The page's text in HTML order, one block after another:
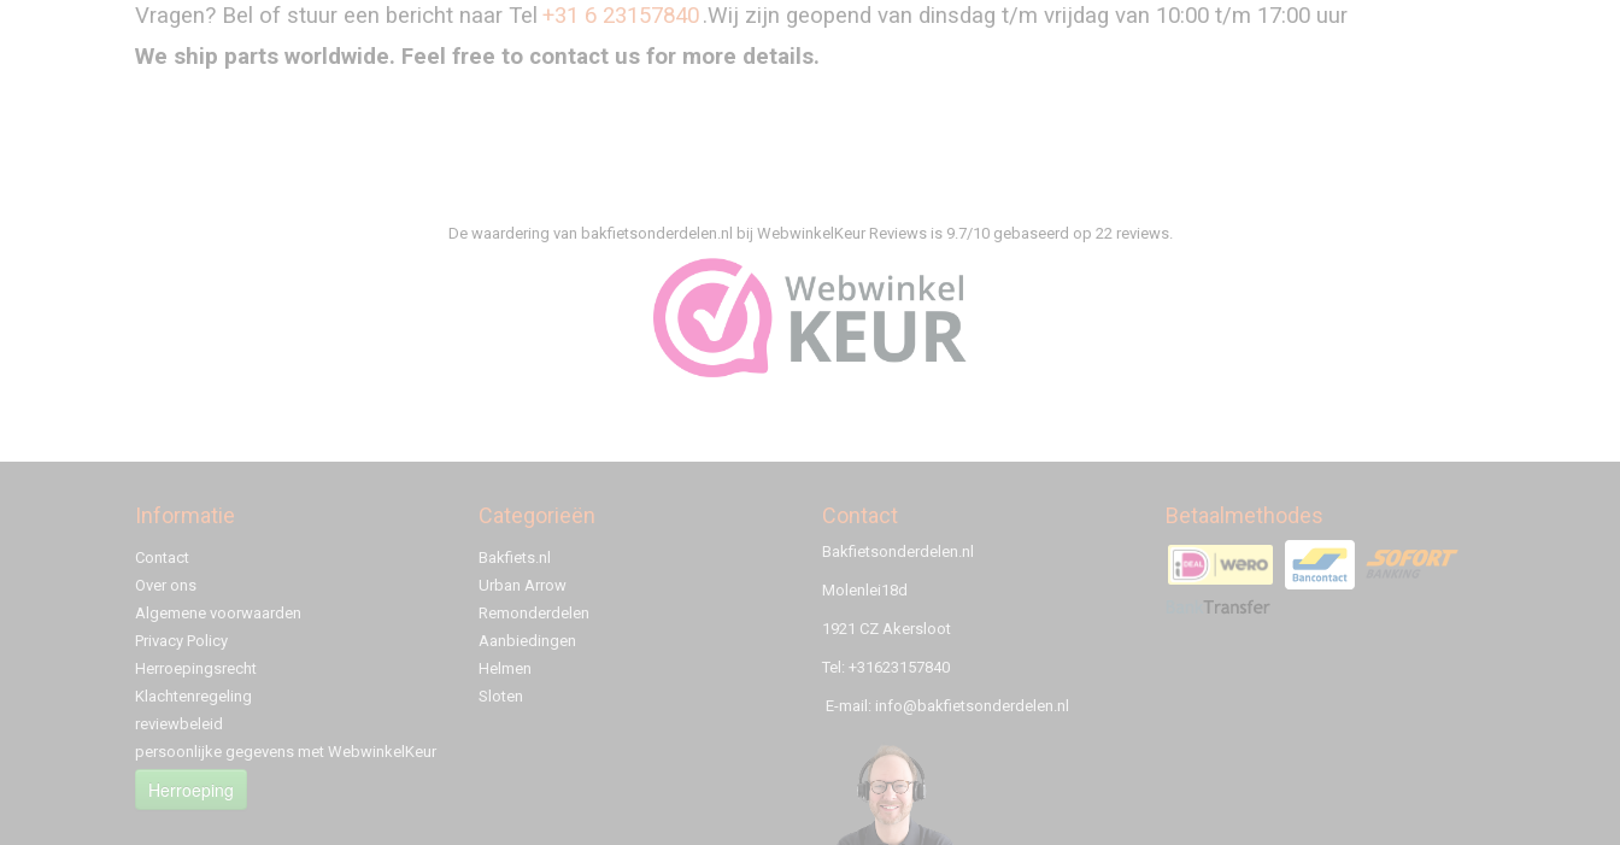
Vragen? Bel of stuur een bericht naar Tel +31 6 23157840.Wij zijn geopend van dinsdag t/m vrijdag van 10:00 t/m 17:00 uur
We ship parts worldwide. Feel free to contact us for more details.
De waardering van bakfietsonderdelen.nl bij WebwinkelKeur Reviewsis 9.7/10 gebaseerd op 22 reviews.
Informatie
Contact
Over ons
Algemene voorwaarden
Privacy Policy
Herroepingsrecht
Klachtenregeling
reviewbeleid
persoonlijke gegevens met WebwinkelKeur
Herroeping
Categorieën
Bakfiets.nl
Urban Arrow
Remonderdelen
Aanbiedingen
Helmen
Sloten
Contact
Bakfietsonderdelen.nl
Molenlei18d
1921 CZ Akersloot
Tel: +31623157840
E-mail: info@bakfietsonderdelen.nl
Betaalmethodes